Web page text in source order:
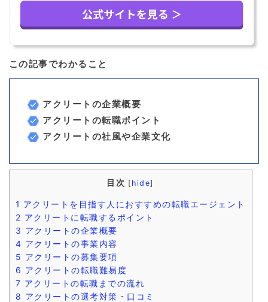
この記事でわかること
アクリートの企業概要
アクリートの転職ポイント
アクリートの社風や企業文化
目次 [ hide]
1 アクリートを目指す人におすすめの転職エージェント
2 アクリートに転職するポイント
3 アクリートの企業概要
4 アクリートの事業内容
5 アクリートの募集要項
6 アクリートの転職難易度
7 アクリートの転職までの流れ
8 アクリートの選考対策・口コミ